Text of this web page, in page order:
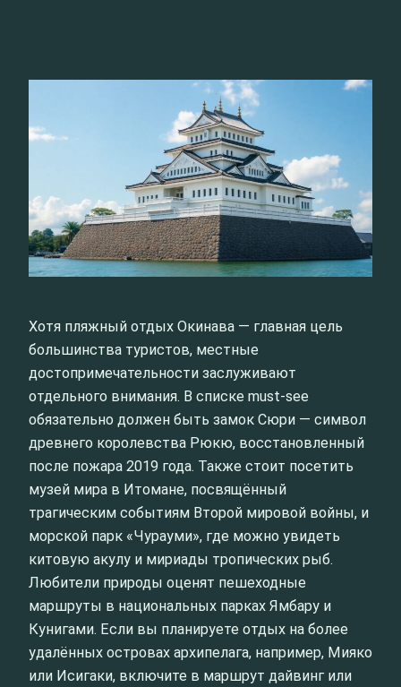
Хотя пляжный отдых Окинава — главная цель
большинства туристов, местные
достопримечательности заслуживают
отдельного внимания. В списке must-see
обязательно должен быть замок Сюри — символ
древнего королевства Рюкю, восстановленный
после пожара 2019 года. Также стоит посетить
музей мира в Итомане, посвящённый
трагическим событиям Второй мировой войны, и
морской парк «Чурауми», где можно увидеть
китовую акулу и мириады тропических рыб.
Любители природы оценят пешеходные
маршруты в национальных парках Ямбару и
Кунигами. Если вы планируете отдых на более
удалённых островах архипелага, например, Мияко
или Исигаки, включите в маршрут дайвинг или